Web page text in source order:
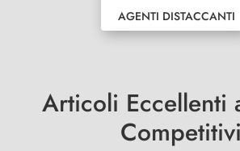
AGENTI DISTACCANTI
Articoli Eccellenti
Competitivi